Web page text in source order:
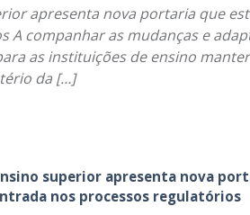
apresenta nova portaria que
companhar as mudanças e
as instituições de ensino
da […]
superior apresenta nova
nos processos regulatórios